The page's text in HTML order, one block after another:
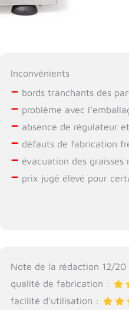
Inconvénients
– bords tranchants des
– problème avec
– absence de régulateur
– défauts de fabrication
– évacuation des graisses
– prix jugé élevé pour
Note de la rédaction 12/20
qualité de fabrication :
facilité d’utilisation :